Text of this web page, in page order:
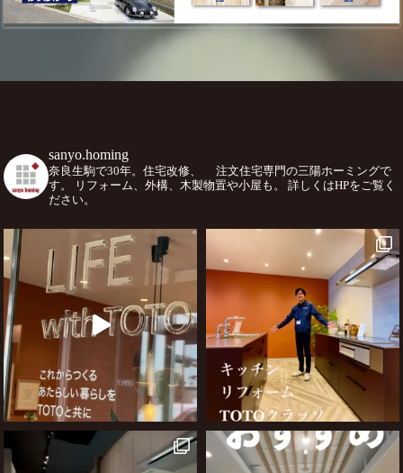
sanyo.homing
奈良生駒で30年。住宅改修、
注文住宅専門の三陽ホーミングで
す。
リフォーム、外構、木製物置や小屋も。
詳しくはHPをご覧く
ださい。